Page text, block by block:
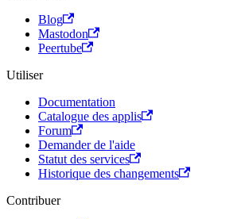
Blog
Mastodon
Peertube
Utiliser
Documentation
Catalogue des applis
Forum
Demander de l'aide
Statut des services
Historique des changements
Contribuer